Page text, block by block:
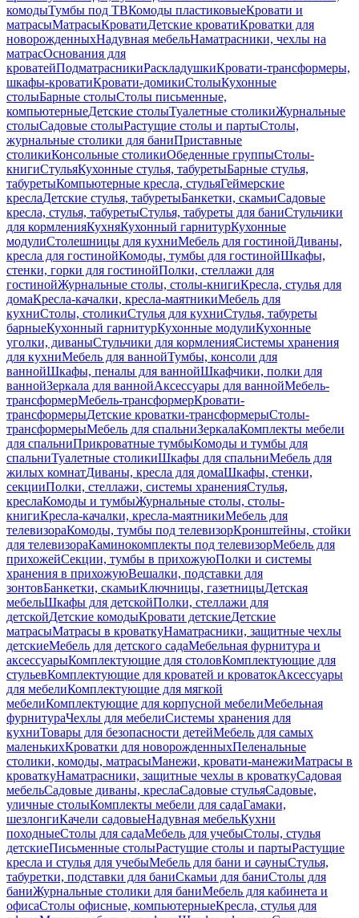
комодыТумбы под ТВКомоды пластиковыеКровати и
матрасыМатрасыКроватиДетские кроватиКроватки для
новорожденныхНадувная мебельНаматрасники, чехлы на
матрасОснования для
кроватейПодматрасникиРаскладушкиКровати-трансформеры,
шкафы-кроватиКровати-домикиСтолыКухонные
столыБарные столыСтолы письменные,
компьютерныеДетские столыТуалетные столикиЖурнальные
столыСадовые столыРастущие столы и партыСтолы,
журнальные столики для баниПриставные
столикиКонсольные столикиОбеденные группыСтолы-
книгиСтульяКухонные стулья, табуретыБарные стулья,
табуретыКомпьютерные кресла, стульяГеймерские
креслаДетские стулья, табуретыБанкетки, скамьиСадовые
кресла, стулья, табуретыСтулья, табуреты для баниСтульчики
для кормленияКухняКухонный гарнитурКухонные
модулиСтолешницы для кухниМебель для гостинойДиваны,
кресла для гостинойКомоды, тумбы для гостинойШкафы,
стенки, горки для гостинойПолки, стеллажи для
гостинойЖурнальные столы, столы-книгиКресла, стулья для
домаКресла-качалки, кресла-маятникиМебель для
кухниСтолы, столикиСтулья для кухниСтулья, табуреты
барныеКухонный гарнитурКухонные модулиКухонные
уголки, диваныСтульчики для кормленияСистемы хранения
для кухниМебель для ваннойТумбы, консоли для
ваннойШкафы, пеналы для ваннойШкафчики, полки для
ваннойЗеркала для ваннойАксессуары для ваннойМебель-
трансформерМебель-трансформерКровати-
трансформерыДетские кроватки-трансформерыСтолы-
трансформерыМебель для спальниЗеркалаКомплекты мебели
для спальниПрикроватные тумбыКомоды и тумбы для
спальниТуалетные столикиШкафы для спальниМебель для
жилых комнатДиваны, кресла для домаШкафы, стенки,
секцииПолки, стеллажи, системы храненияСтулья,
креслаКомоды и тумбыЖурнальные столы, столы-
книгиКресла-качалки, кресла-маятникиМебель для
телевизораКомоды, тумбы под телевизорКронштейны, стойки
для телевизораКаминокомплекты под телевизорМебель для
прихожейСекции, тумбы в прихожуюПолки и системы
хранения в прихожуюВешалки, подставки для
зонтовБанкетки, скамьиКлючницы, газетницыДетская
мебельШкафы для детскойПолки, стеллажи для
детскойДетские комодыКровати детскиеДетские
матрасыМатрасы в кроваткуНаматрасники, защитные чехлы
детскиеМебель для детского садаМебельная фурнитура и
аксессуарыКомплектующие для столовКомплектующие для
стульевКомплектующие для кроватей и кроватокАксессуары
для мебелиКомплектующие для мягкой
мебелиКомплектующие для корпусной мебелиМебельная
фурнитураЧехлы для мебелиСистемы хранения для
кухниТовары для безопасности детейМебель для самых
маленькихКроватки для новорожденныхПеленальные
столики, комоды, матрасыМанежи, кровати-манежиМатрасы в
кроваткуНаматрасники, защитные чехлы в кроваткуСадовая
мебельСадовые диваны, креслаСадовые стульяСадовые,
уличные столыКомплекты мебели для садаГамаки,
шезлонгиКачели садовыеНадувная мебельКухни
походныеСтолы для садаМебель для учебыСтолы, стулья
детскиеПисьменные столыРастущие столы и партыРастущие
кресла и стулья для учебыМебель для бани и сауныСтулья,
табуретки, подставки для баниСкамьи для баниСтолы для
баниЖурнальные столики для баниМебель для кабинета и
офисаСтолы офисные, компьютерныеКресла, стулья для